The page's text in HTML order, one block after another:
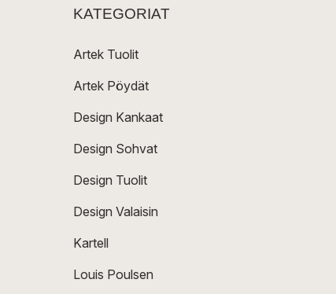
KATEGORIAT
Artek Tuolit
Artek Pöydät
Design Kankaat
Design Sohvat
Design Tuolit
Design Valaisin
Kartell
Louis Poulsen